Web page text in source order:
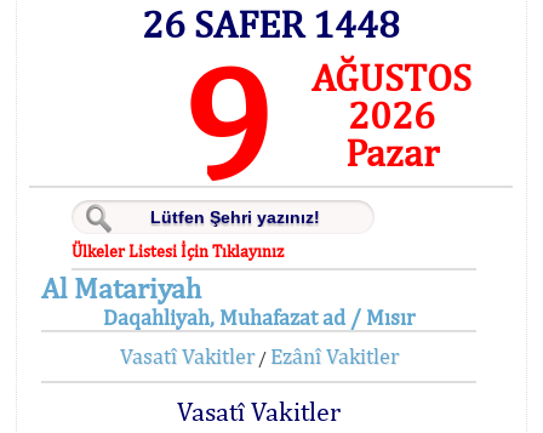
26 SAFER 1448
9
AĞUSTOS
2026
Pazar
Ülkeler Listesi İçin Tıklayınız
Al Matariyah
Daqahliyah, Muhafazat ad / Mısır
Vasatî Vakitler/ Ezânî Vakitler
Vasatî Vakitler